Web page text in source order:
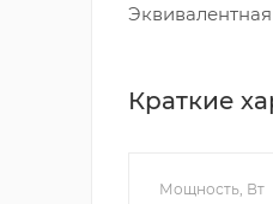
Краткие
Мощность, Вт